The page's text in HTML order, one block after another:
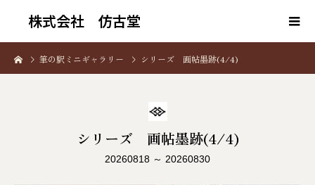
株式会社 仿古堂
筆の駅ミニギャラリー シリーズ 画帖墨跡(4/4)
シリーズ 画帖墨跡(4/4)
20260818 ～ 20260830